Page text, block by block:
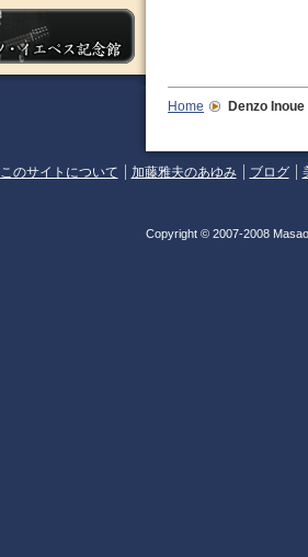
Home Denzo Inoue
このサイトについて 加藤雅夫のあゆみ ブログ
Copyright © 2007-2008